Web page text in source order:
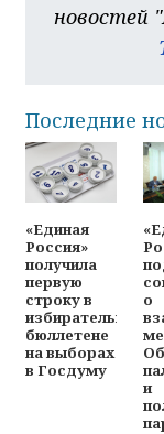
новостей
Последние
«Единая
Россия»
получила
первую
строку в
избирательном
бюллетене
на выборах
в Госдуму
о
и